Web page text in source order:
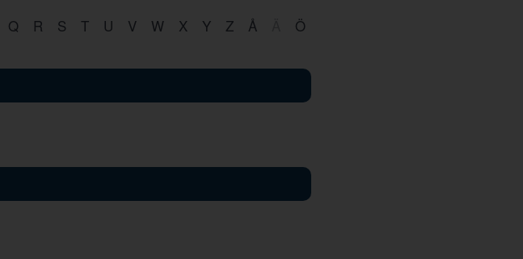
Q R S T U V W X Y Z Å Ö